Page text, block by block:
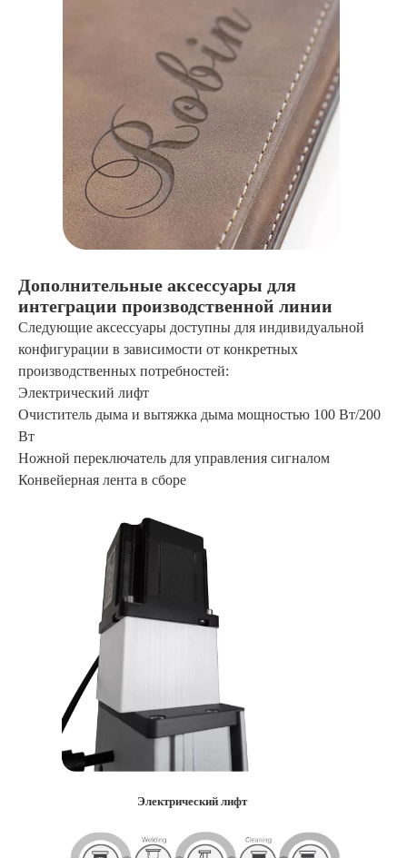
Дополнительные аксессуары для
интеграции производственной линии
Следующие аксессуары доступны для индивидуальной
конфигурации в зависимости от конкретных
производственных потребностей:
Электрический лифт
Очиститель дыма и вытяжка дыма мощностью 100 Вт/200
Вт
Ножной переключатель для управления сигналом
Конвейерная лента в сборе
Электрический лифт